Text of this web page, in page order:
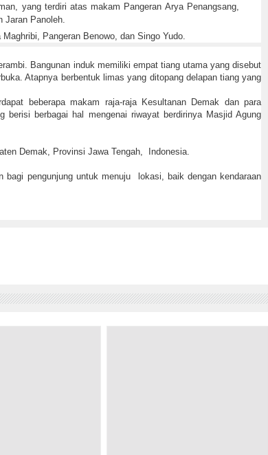
yang terdiri atas makam Pangeran Arya Penangsang,
Jaran Panoleh.
Pangeran Benowo, dan Singo Yudo.
Bangunan induk memiliki empat tiang utama yang disebut
Atapnya berbentuk limas yang ditopang delapan tiang yang
beberapa makam raja-raja Kesultanan Demak dan para
berbagai hal mengenai riwayat berdirinya Masjid Agung
Demak, Provinsi Jawa Tengah, Indonesia.
bagi pengunjung untuk menuju lokasi, baik dengan kendaraan